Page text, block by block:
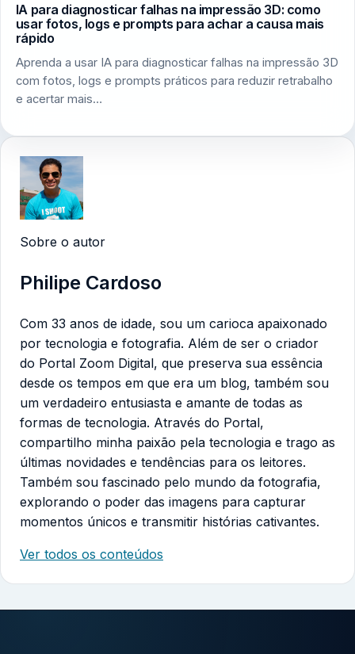
IA para diagnosticar falhas na impressão 3D: como
usar fotos, logs e prompts para achar a causa mais
rápido
Aprenda a usar IA para diagnosticar falhas na impressão 3D
com fotos, logs e prompts práticos para reduzir retrabalho
e acertar mais…
Sobre o autor
Philipe Cardoso
Com 33 anos de idade, sou um carioca apaixonado
por tecnologia e fotografia. Além de ser o criador
do Portal Zoom Digital, que preserva sua essência
desde os tempos em que era um blog, também sou
um verdadeiro entusiasta e amante de todas as
formas de tecnologia. Através do Portal,
compartilho minha paixão pela tecnologia e trago as
últimas novidades e tendências para os leitores.
Também sou fascinado pelo mundo da fotografia,
explorando o poder das imagens para capturar
momentos únicos e transmitir histórias cativantes.
Ver todos os conteúdos